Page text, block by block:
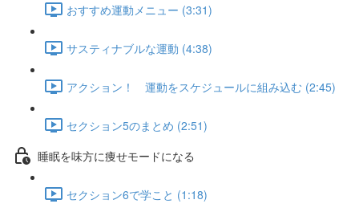
おすすめ運動メニュー (3:31)
サスティナブルな運動 (4:38)
アクション！ 運動をスケジュールに組み込む (2:45)
セクション5のまとめ (2:51)
睡眠を味方に痩せモードになる
セクション6で学こと (1:18)